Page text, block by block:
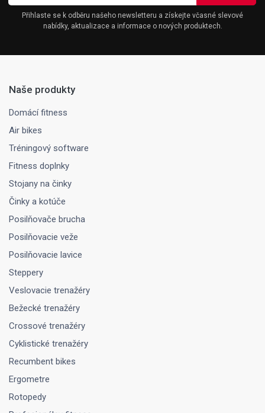
Přihlaste se k odběru našeho newsletteru a získejte včasné slevové
nabídky, aktualizace a informace o nových produktech.
Naše produkty
Domácí fitness
Air bikes
Tréningový software
Fitness doplnky
Stojany na činky
Činky a kotúče
Posilňovače brucha
Posilňovacie veže
Posilňovacie lavice
Steppery
Veslovacie trenažéry
Bežecké trenažéry
Crossové trenažéry
Cyklistické trenažéry
Recumbent bikes
Ergometre
Rotopedy